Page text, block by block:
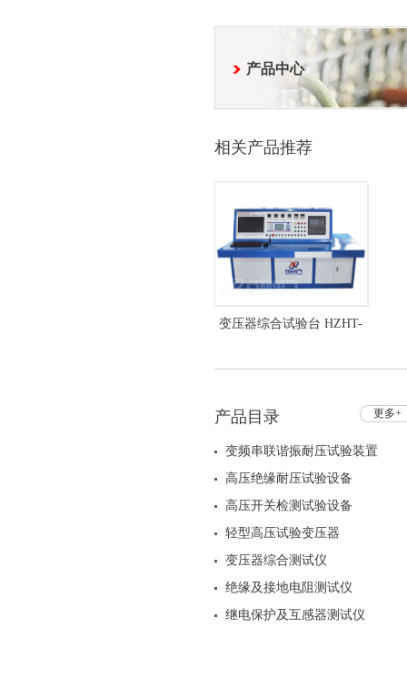
产品中心
相关产品推荐
变压器综合试验台 HZHT-
更多+
产品目录
变频串联谐振耐压试验装置
高压绝缘耐压试验设备
高压开关检测试验设备
轻型高压试验变压器
变压器综合测试仪
绝缘及接地电阻测试仪
继电保护及互感器测试仪